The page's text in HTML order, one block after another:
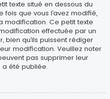
texte situé en dessous du
que vous l’avez modifié,
modification. Ce petit texte
modification effectuée par un
bien qu’ils puissent rédiger
modification. Veuillez noter
pas supprimer leur
été publiée.